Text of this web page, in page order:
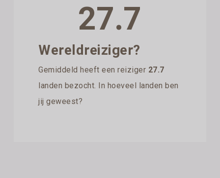
27.7
Wereldreiziger?
Gemiddeld heeft een reiziger 27.7
landen bezocht. In hoeveel landen ben
jij geweest?